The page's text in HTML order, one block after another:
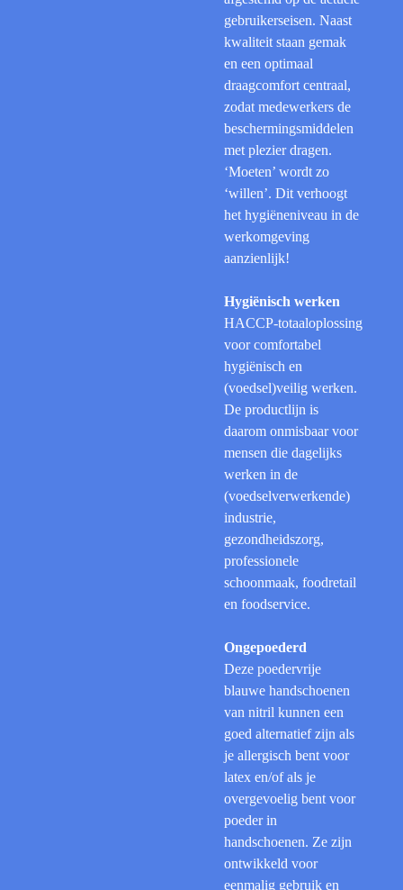
gebruikerseisen. Naast
kwaliteit staan gemak
en een optimaal
draagcomfort centraal,
zodat medewerkers de
beschermingsmiddelen
met plezier dragen.
‘Moeten’ wordt zo
‘willen’. Dit verhoogt
het hygiëneniveau in de
werkomgeving
aanzienlijk!
Hygiënisch werken
HACCP-totaaloplossing
voor comfortabel
hygiënisch en
(voedsel)veilig werken.
De productlijn is
daarom onmisbaar voor
mensen die dagelijks
werken in de
(voedselverwerkende)
industrie,
gezondheidszorg,
professionele
schoonmaak, foodretail
en foodservice.
Ongepoederd
Deze poedervrije
blauwe handschoenen
van nitril kunnen een
goed alternatief zijn als
je allergisch bent voor
latex en/of als je
overgevoelig bent voor
poeder in
handschoenen. Ze zijn
ontwikkeld voor
eenmalig gebruik en